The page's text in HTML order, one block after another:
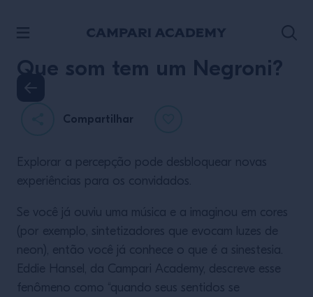
Que som tem um Negroni?
Compartilhar
Explorar a percepção pode desbloquear novas
experiências para os convidados.
Se você já ouviu uma música e a imaginou em cores
(por exemplo, sintetizadores que evocam luzes de
neon), então você já conhece o que é a sinestesia.
Eddie Hansel, da Campari Academy, descreve esse
fenômeno como “quando seus sentidos se